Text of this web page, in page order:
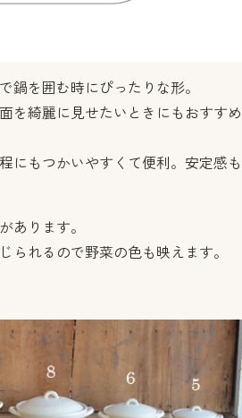
鍋を囲む時にぴったりな形。
を綺麗に見せたいときにもおすすめ
にもつかいやすくて便利。安定感も
あります。
られるので野菜の色も映えます。